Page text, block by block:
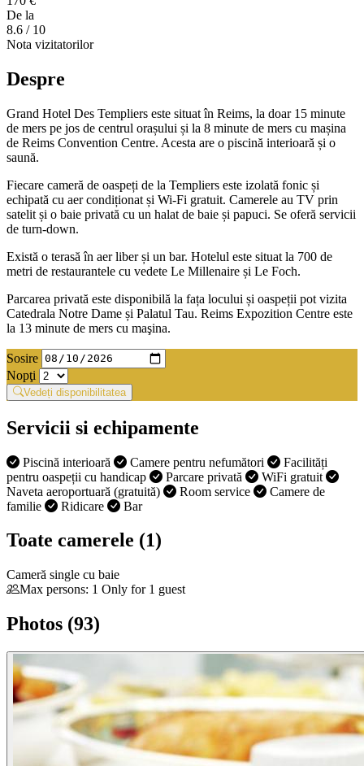
De la
8.6 / 10
Nota vizitatorilor
Despre
Grand Hotel Des Templiers este situat în Reims, la doar 15 minute
de mers pe jos de centrul orașului și la 8 minute de mers cu mașina
de Reims Convention Centre. Acesta are o piscină interioară și o
saună.
Fiecare cameră de oaspeți de la Templiers este izolată fonic și
echipată cu aer condiționat și Wi-Fi gratuit. Camerele au TV prin
satelit și o baie privată cu un halat de baie și papuci. Se oferă servicii
de turn-down.
Există o terasă în aer liber și un bar. Hotelul este situat la 700 de
metri de restaurantele cu vedete Le Millenaire și Le Foch.
Parcarea privată este disponibilă la fața locului și oaspeții pot vizita
Catedrala Notre Dame și Palatul Tau. Reims Expozition Centre este
la 13 minute de mers cu maşina.
Sosire
Nopţi
Vedeți disponibilitatea
Servicii si echipamente
Piscină interioară Camere pentru nefumători
Facilități
pentru oaspeții cu handicap
Parcare privată
WiFi gratuit
Naveta aeroportuară (gratuită)
Room service
Camere de
familie
Ridicare Bar
Toate camerele (1)
Cameră single cu baie
Max persons: 1 Only for 1 guest
Photos (93)